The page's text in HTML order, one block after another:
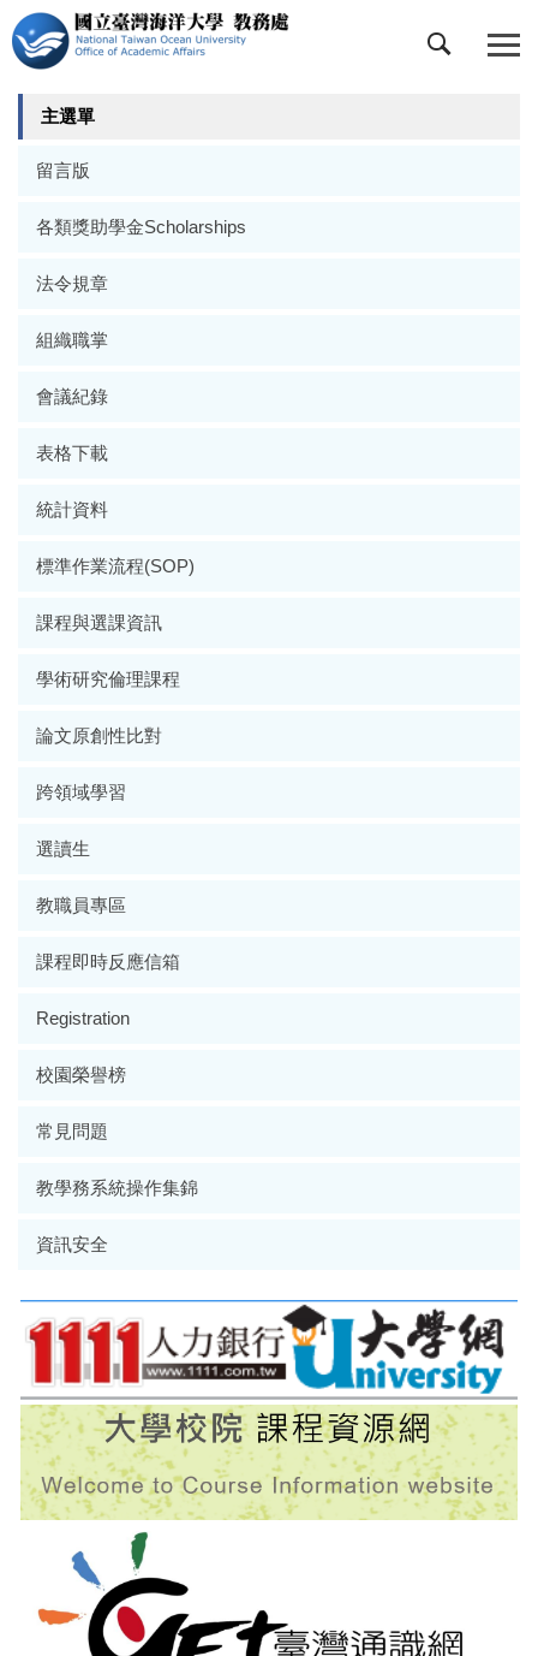
跳
到
主
要
主選單
留言版
各類獎助學金Scholarships
法令規章
組織職掌
會議紀錄
表格下載
統計資料
標準作業流程(SOP)
課程與選課資訊
學術研究倫理課程
論文原創性比對
跨領域學習
選讀生
教職員專區
課程即時反應信箱
Registration
校園榮譽榜
常見問題
教學務系統操作集錦
資訊安全